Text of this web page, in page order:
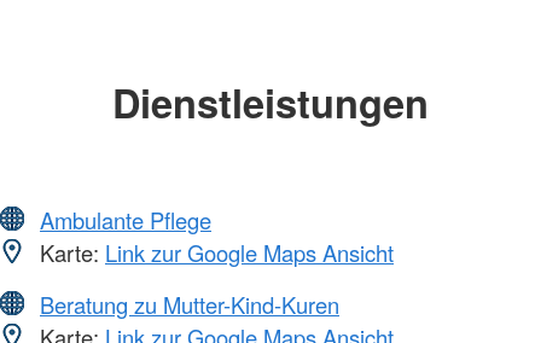
Dienstleistungen
Ambulante Pflege
Karte: Link zur Google Maps Ansicht
Beratung zu Mutter-Kind-Kuren
Karte: Link zur Google Maps Ansicht